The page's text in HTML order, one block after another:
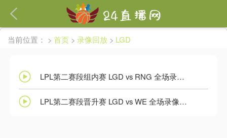
繁體
当前位置： > 首页 > 录像回放 > LGD
LPL第二赛段组内赛 LGD vs RNG 全场录像回放
LPL第二赛段晋升赛 LGD vs WE 全场录像回放